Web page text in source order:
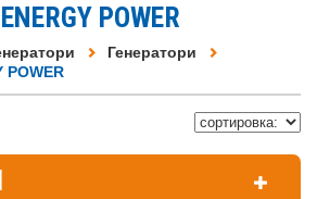
POWER
Генератори
POWER